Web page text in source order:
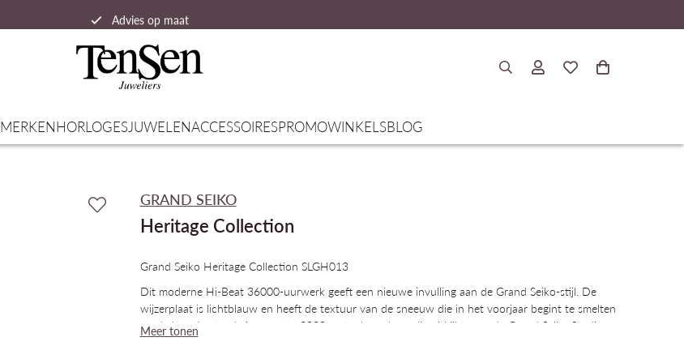
Advies op maat
Snelle verzending
MERKENHORLOGESJUWELENACCESSOIRESPROMOWINKELSBLOG
GRAND SEIKO
Heritage Collection
Grand Seiko Heritage Collection SLGH013
Dit moderne Hi-Beat 36000-uurwerk geeft een nieuwe invulling aan de Grand Seiko-stijl. De
wijzerplaat is lichtblauw en heeft de textuur van de sneeuw die in het voorjaar begint te smelten
op de berg Iwate, de imposante 2038 meter hoge berg die uitkijkt over de Grand Seiko Studio
Shizukuishi, waar alle mechanische modellen van Grand Seiko worden gemaakt. De combinatie
Meer tonen